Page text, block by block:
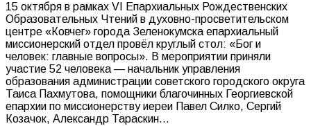
15 октября в рамках VI Епархиальных Рождественских
Образовательных Чтений в духовно-просветительском
центре «Ковчег» города Зеленокумска епархиальный
миссионерский отдел провёл круглый стол: «Бог и
человек: главные вопросы». В мероприятии приняли
участие 52 человека — начальник управления
образования администрации советского городского округа
Таиса Пахмутова, помощники благочинных Георгиевской
епархии по миссионерству иереи Павел Силко, Сергий
Козачок, Александр Тараскин…